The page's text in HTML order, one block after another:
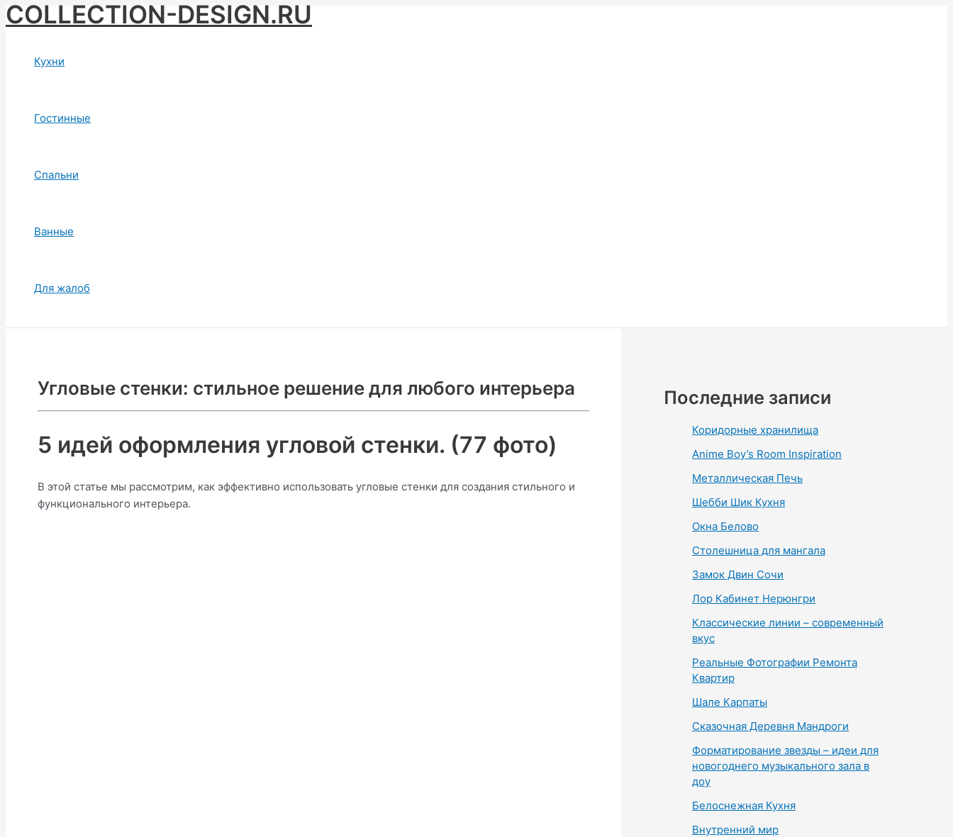
Skip
to
COLLECTION-DESIGN.RU
Кухни
Гостинные
Спальни
Ванные
Для жалоб
Угловые стенки: стильное решение для любого интерьера
5 идей оформления угловой стенки. (77 фото)
В этой статье мы рассмотрим, как эффективно использовать угловые стенки для создания стильного и
функционального интерьера.
Последние записи
Коридорные хранилища
Anime Boy’s Room Inspiration
Металлическая Печь
Шебби Шик Кухня
Окна Белово
Столешница для мангала
Замок Двин Сочи
Лор Кабинет Нерюнгри
Классические линии – современный
вкус
Реальные Фотографии Ремонта
Квартир
Шале Карпаты
Сказочная Деревня Мандроги
Форматирование звезды – идеи для
новогоднего музыкального зала в
доу
Белоснежная Кухня
Внутренний мир